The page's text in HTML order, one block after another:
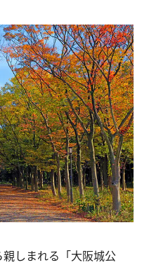
しまれる「大阪城公